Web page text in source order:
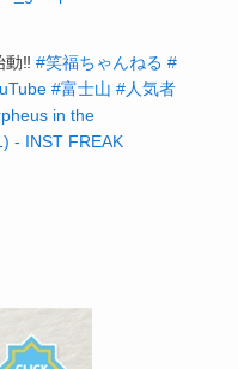
動‼️ #笑福ちゃんねる #
#富士山 #人気者
in the
- INST FREAK